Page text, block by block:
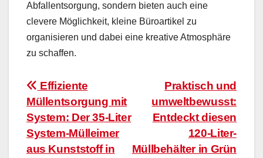
Abfallentsorgung, sondern bieten auch eine
clevere Möglichkeit, kleine Büroartikel zu
organisieren und dabei eine kreative Atmosphäre
zu schaffen.
BeitragsnavigationPraktisch und
umweltbewusst:
Entdeckt diesen
120-Liter-
Müllbehälter in Grün
Effiziente
Müllentsorgung mit
System: Der 35-Liter
System-Mülleimer
aus Kunststoff in